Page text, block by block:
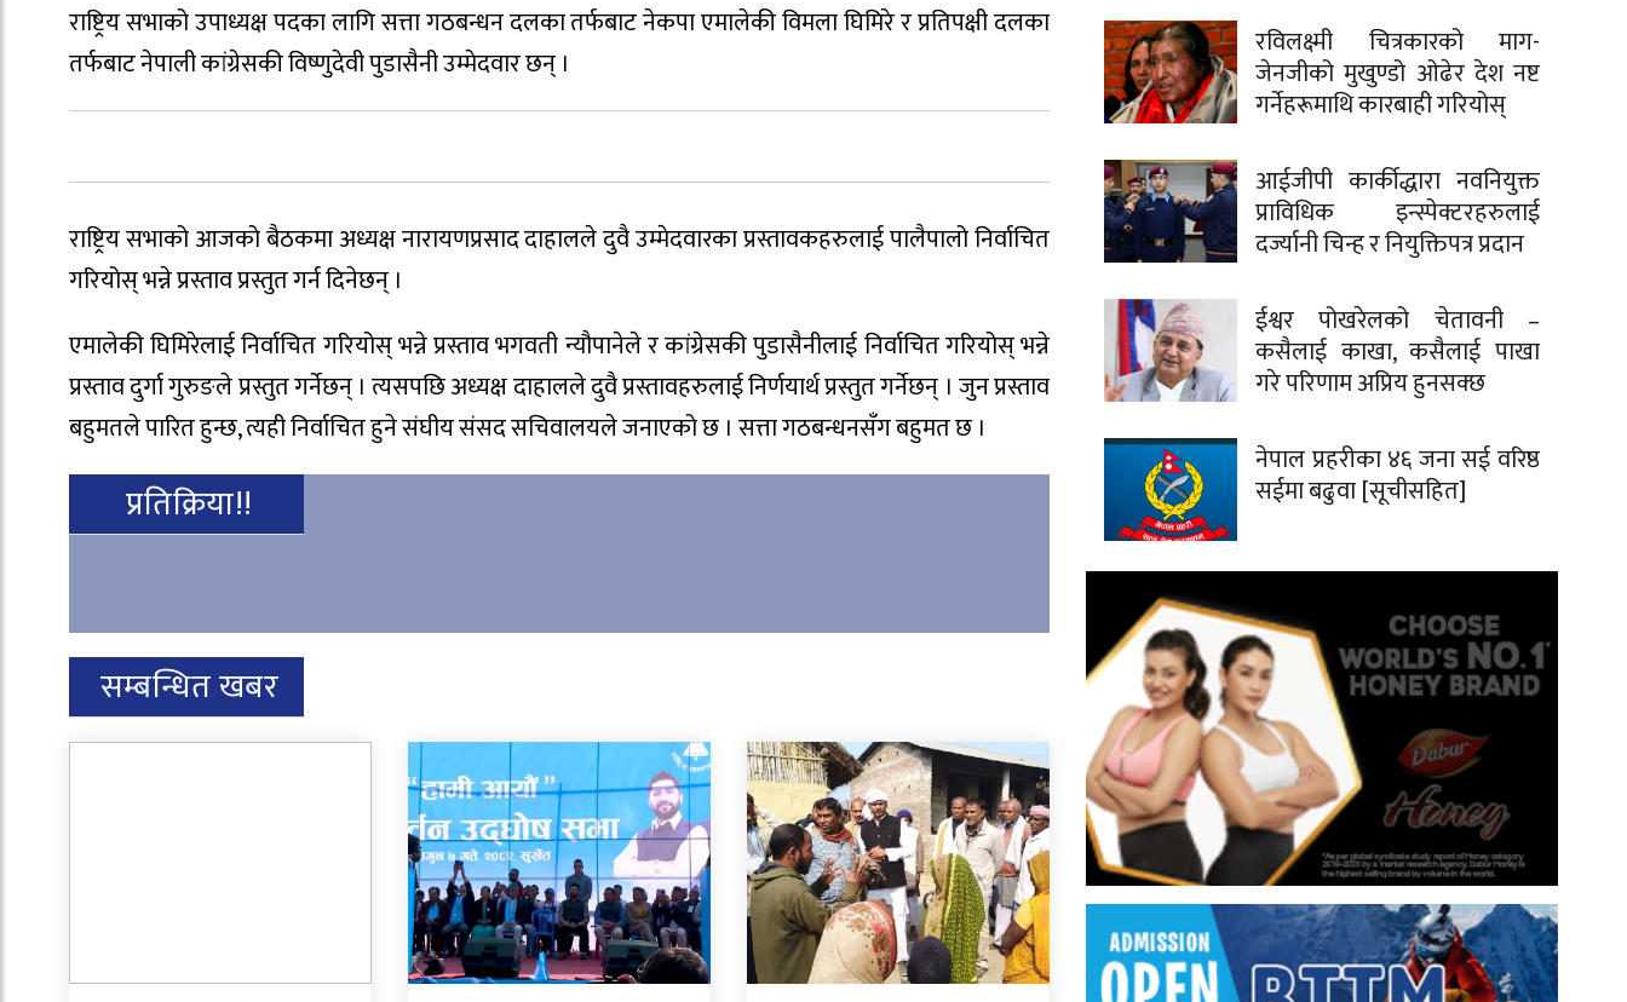
राष्ट्रिय सभाको उपाध्यक्ष पदका लागि सत्ता गठबन्धन दलका तर्फबाट नेकपा एमालेकी विमला घिमिरे र प्रतिपक्षी दलका
तर्फबाट नेपाली कांग्रेसकी विष्णुदेवी पुडासैनी उम्मेदवार छन् ।
राष्ट्रिय सभाको आजको बैठकमा अध्यक्ष नारायणप्रसाद दाहालले दुवै उम्मेदवारका प्रस्तावकहरुलाई पालैपालो निर्वाचित
गरियोस् भन्ने प्रस्ताव प्रस्तुत गर्न दिनेछन् ।
एमालेकी घिमिरेलाई निर्वाचित गरियोस् भन्ने प्रस्ताव भगवती न्यौपानेले र कांग्रेसकी पुडासैनीलाई निर्वाचित गरियोस् भन्ने
प्रस्ताव दुर्गा गुरुङले प्रस्तुत गर्नेछन् । त्यसपछि अध्यक्ष दाहालले दुवै प्रस्तावहरुलाई निर्णयार्थ प्रस्तुत गर्नेछन् । जुन प्रस्ताव
बहुमतले पारित हुन्छ, त्यही निर्वाचित हुने संघीय संसद सचिवालयले जनाएको छ । सत्ता गठबन्धनसँग बहुमत छ ।
प्रतिक्रिया!!
सम्बन्धित खबर
रविलक्ष्मी चित्रकारको माग-
जेनजीको मुखुण्डो ओढेर देश नष्ट
गर्नेहरूमाथि कारबाही गरियोस्
आईजीपी कार्कीद्धारा नवनियुक्त
प्राविधिक इन्स्पेक्टरहरुलाई
दर्ज्यानी चिन्ह र नियुक्तिपत्र प्रदान
ईश्वर पोखरेलको चेतावनी –
कसैलाई काखा, कसैलाई पाखा
गरे परिणाम अप्रिय हुनसक्छ
नेपाल प्रहरीका ४६ जना सई वरिष्ठ
सईमा बढुवा [सूचीसहित]